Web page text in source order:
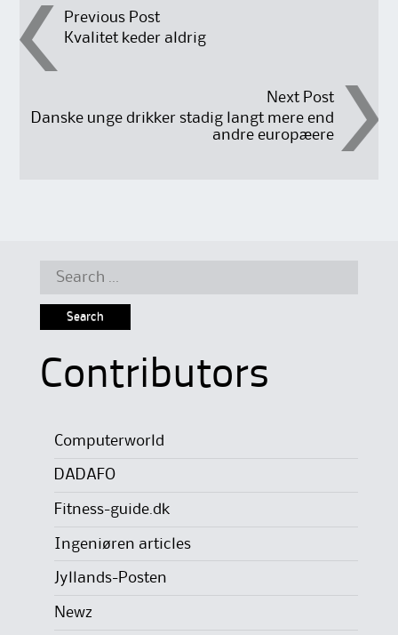
Post
navigation
Previous Post
Kvalitet keder aldrig
Next Post
Danske unge drikker stadig langt mere end
andre europæere
Search
Contributors
Computerworld
DADAFO
Fitness-guide.dk
Ingeniøren articles
Jyllands-Posten
Newz